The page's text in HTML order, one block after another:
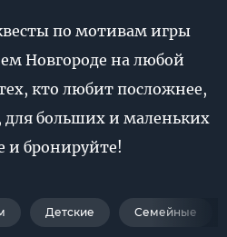
по мотивам игры
Новгороде на любой
кто любит посложнее,
для больших и маленьких
и бронируйте!
Детские Семейные